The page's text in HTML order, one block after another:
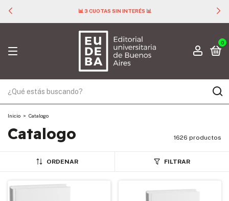
📊 3 CUOTAS SIN INTERÉS 📊
0
Inicio > Catalogo
Catalogo 1626 productos
ORDENAR FILTRAR